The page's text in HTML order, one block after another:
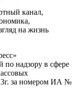
канал,
на жизнь
по надзору в сфере
за номером ИА №